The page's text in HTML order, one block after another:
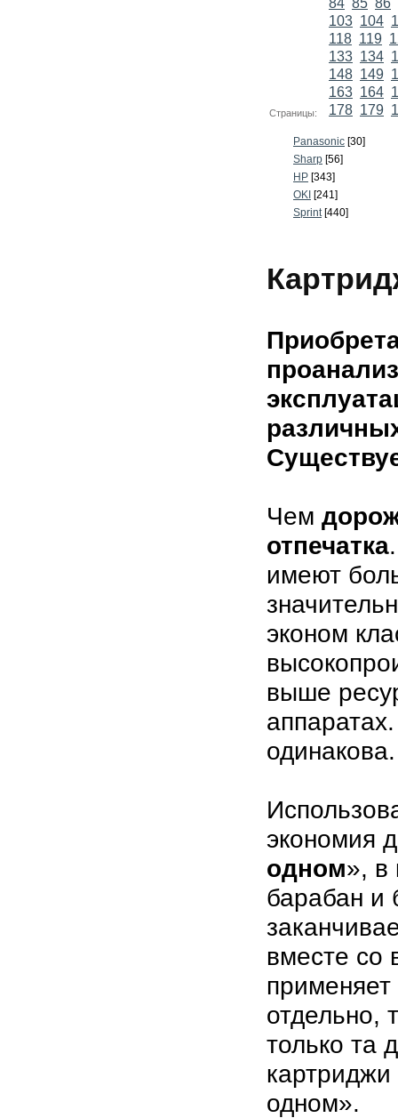
Страницы:
84 85 86
103 104
118 119
133 134
148 149
163 164
178 179
Panasonic [30]
Sharp [56]
HP [343]
OKI [241]
Sprint[440]
Чем
отпечатка
имеют
эконом
выше
одинакова.
экономия
одном», в
барабан и
вместе со
отдельно,
только та
одном».